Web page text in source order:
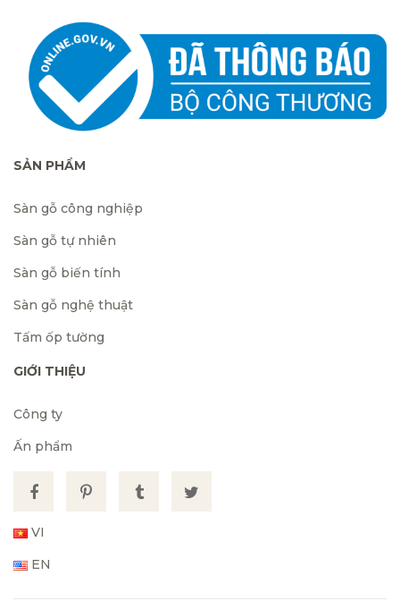
SẢN PHẨM
Sàn gỗ công nghiệp
Sàn gỗ tự nhiên
Sàn gỗ biến tính
Sàn gỗ nghệ thuật
Tấm ốp tường
GIỚI THIỆU
Công ty
Ấn phẩm
VI
EN